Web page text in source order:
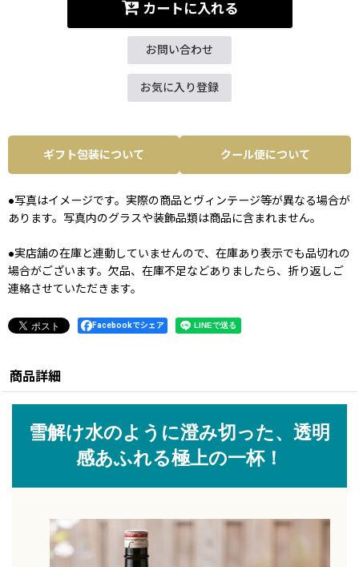
カートに入れる
お問い合わせ
お気に入り登録
ギフト包装について クール便について
●写真はイメージです。実際の商品とヴィンテージ等が異なる場合が
あります。写真内のグラスや装飾品類は商品に含まれません。
●実店舗の在庫と連動していませんので、在庫あり表示でも品切れの
場合がございます。欠品、在庫不足などありましたら、折り返しご
連絡させていただきます。
Facebookでシェア
商品詳細
雪解け水のように澄み切った、透明
感あふれる極上の一杯！